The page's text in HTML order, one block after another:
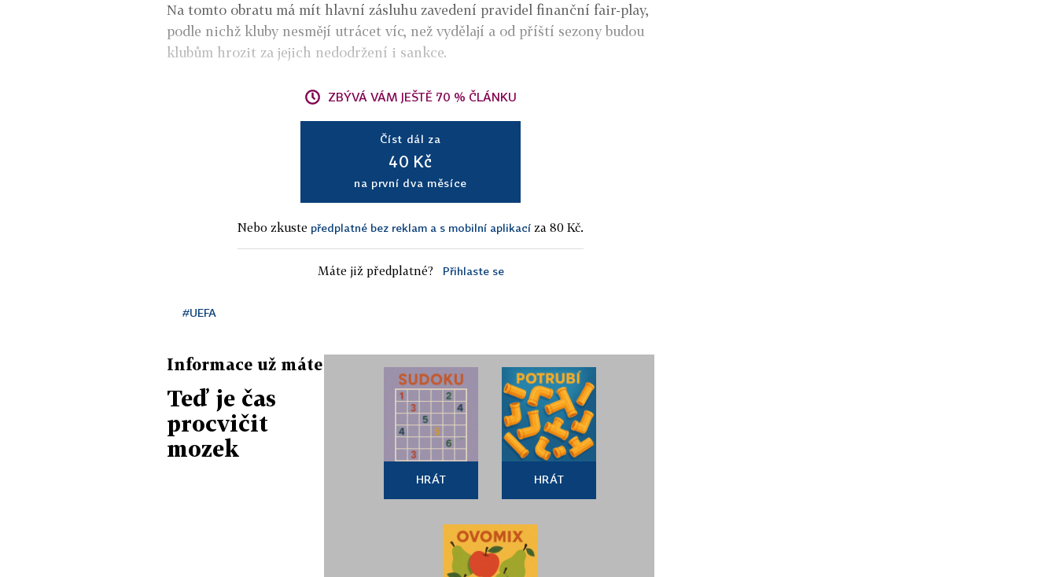
Na tomto obratu má mít hlavní zásluhu zavedení pravidel finanční fair-play,
podle nichž kluby nesmějí utrácet víc, než vydělají a od příští sezony budou
klubům hrozit za jejich nedodržení i sankce.
ZBÝVÁ VÁM JEŠTĚ 70 % ČLÁNKU
Číst dál za
40 Kč
na první dva měsíce
Nebo zkuste předplatné bez reklam a s mobilní aplikací za 80 Kč.
Máte již předplatné? Přihlaste se
#UEFA
Informace už máte
Teď je čas
procvičit
mozek
HRÁT HRÁT